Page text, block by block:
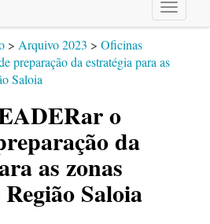
Toggle
> Arquivo 2023 > Oficinas
preparação da estratégia para as
Saloia
o
da
as zonas
Saloia